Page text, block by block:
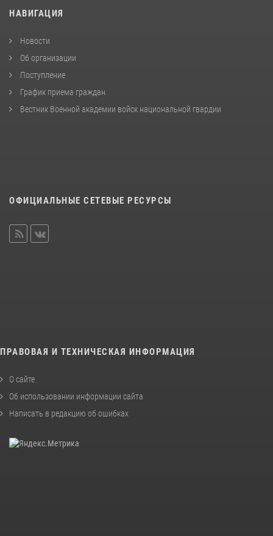
НАВИГАЦИЯ
Новости
Об организации
Поступление
График приема граждан
Вестник Военной академии войск национальной гвардии
ОФИЦИАЛЬНЫЕ СЕТЕВЫЕ РЕСУРСЫ
ПРАВОВАЯ И ТЕХНИЧЕСКАЯ ИНФОРМАЦИЯ
О сайте
Об использовании информации сайта
Написать в редакцию об ошибках